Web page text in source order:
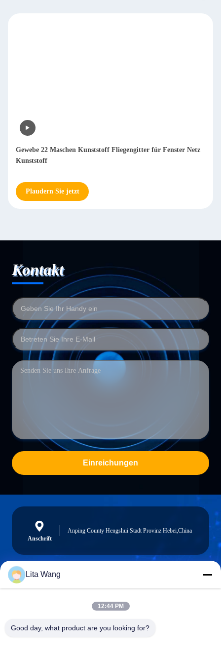
Gewebe 22 Maschen Kunststoff Fliegengitter für Fenster Netz
Kunststoff
Plaudern Sie jetzt
Kontakt
Einreichungen
Anschrift
Anping County Hengshui Stadt Provinz Hebei,China
Lita Wang
12:44 PM
Good day, what product are you looking for?